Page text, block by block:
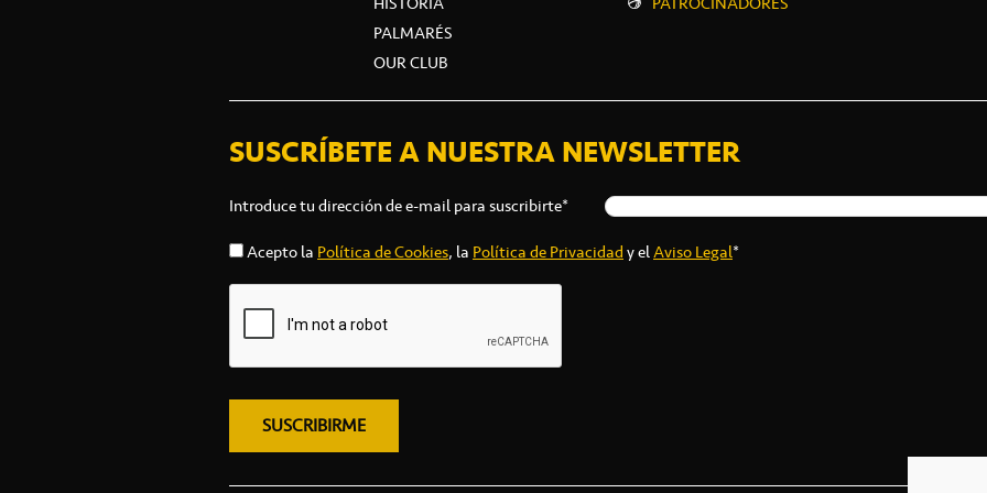
PALMARÉS
OUR CLUB
SUSCRÍBETE A NUESTRA NEWSLETTER
Introduce tu dirección de e-mail para suscribirte*
Acepto la Política de Cookies, la Política de Privacidady elAviso Legal*